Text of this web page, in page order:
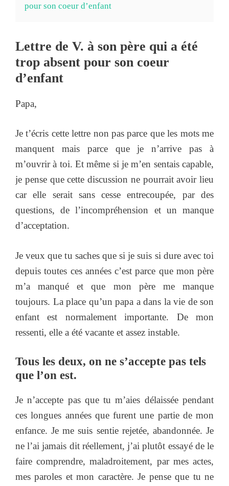
pour son coeur d’enfant
Lettre de V. à son père qui a été
trop absent pour son coeur
d’enfant
Papa,
Je t’écris cette lettre non pas parce que les mots me
manquent mais parce que je n’arrive pas à
m’ouvrir à toi. Et même si je m’en sentais capable,
je pense que cette discussion ne pourrait avoir lieu
car elle serait sans cesse entrecoupée, par des
questions, de l’incompréhension et un manque
d’acceptation.
Je veux que tu saches que si je suis si dure avec toi
depuis toutes ces années c’est parce que mon père
m’a manqué et que mon père me manque
toujours. La place qu’un papa a dans la vie de son
enfant est normalement importante. De mon
ressenti, elle a été vacante et assez instable.
Tous les deux, on ne s’accepte pas tels
que l’on est.
Je n’accepte pas que tu m’aies délaissée pendant
ces longues années que furent une partie de mon
enfance. Je me suis sentie rejetée, abandonnée. Je
ne l’ai jamais dit réellement, j’ai plutôt essayé de le
faire comprendre, maladroitement, par mes actes,
mes paroles et mon caractère. Je pense que tu ne